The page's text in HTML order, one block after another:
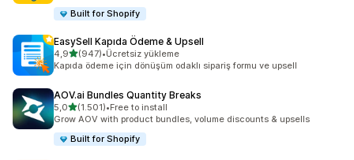
Built for Shopify
EasySell Kapıda Ödeme & Upsell
4,95 yıldız üzerinden
(947)
toplam 947 değerlendirme
•Ücretsiz yükleme
Kapıda ödeme için dönüşüm odaklı sipariş formu ve upsell
AOV.ai Bundles Quantity Breaks
5,05 yıldız üzerinden
(1.501)
toplam 1501 değerlendirme
•Free to install
Grow AOV with product bundles, volume discounts & upsells
Built for Shopify